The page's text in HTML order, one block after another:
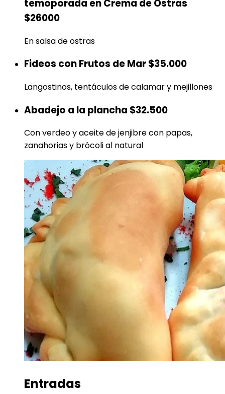
temoporada en Crema de Ostras
$26000
En salsa de ostras
Fideos con Frutos de Mar$35.000
Langostinos, tentáculos de calamar y mejillones
Abadejo a la plancha $32.500
Con verdeo y aceite de jenjibre con papas,
zanahorias y brócoli al natural
Entradas